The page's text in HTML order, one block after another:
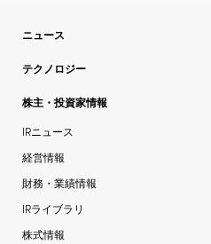
ニュース
テクノロジー
株主・投資家情報
IRニュース
経営情報
財務・業績情報
IRライブラリ
株式情報